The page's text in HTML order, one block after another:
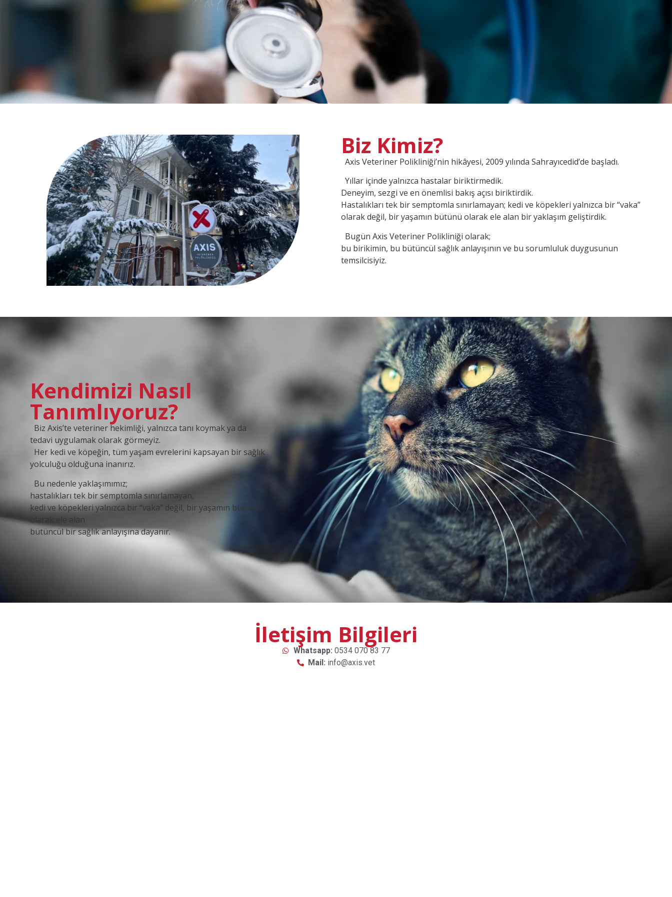
Biz Kimiz?
Axis Veteriner Polikliniği’nin hikâyesi, 2009 yılında Sahrayıcedid’de başladı.
Yıllar içinde yalnızca hastalar biriktirmedik.
Deneyim, sezgi ve en önemlisi bakış açısı biriktirdik.
Hastalıkları tek bir semptomla sınırlamayan; kedi ve köpekleri yalnızca bir “vaka”
olarak değil, bir yaşamın bütünü olarak ele alan bir yaklaşım geliştirdik.
Bugün Axis Veteriner Polikliniği olarak;
bu birikimin, bu bütüncül sağlık anlayışının ve bu sorumluluk duygusunun
temsilcisiyiz.
Kendimizi Nasıl
Tanımlıyoruz?
Biz Axis’te veteriner hekimliği, yalnızca tanı koymak ya da
tedavi uygulamak olarak görmeyiz.
Her kedi ve köpeğin, tüm yaşam evrelerini kapsayan bir sağlık
yolculuğu olduğuna inanırız.
Bu nedenle yaklaşımımız;
hastalıkları tek bir semptomla sınırlamayan,
kedi ve köpekleri yalnızca bir “vaka” değil, bir yaşamın bütünü
olarak ele alan
bütüncül bir sağlık anlayışına dayanır.
İletişim Bilgileri
Whatsapp: 0534 070 83 77
Mail: info@axis.vet